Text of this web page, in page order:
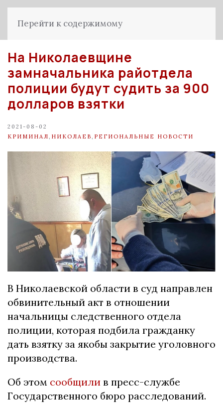
Перейти к содержимому
На Николаевщине
замначальника райотдела
полиции будут судить за 900
долларов взятки
2021-08-02
КРИМИНАЛ НИКОЛАЕВ РЕГИОНАЛЬНЫЕ НОВОСТИ
В Николаевской области в суд направлен
обвинительный акт в отношении
начальницы следственного отдела
полиции, которая подбила гражданку
дать взятку за якобы закрытие уголовного
производства.
Об этом сообщили в пресс-службе
Государственного бюро расследований.